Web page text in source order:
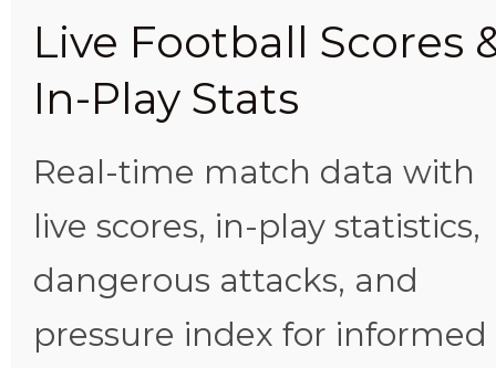
Live Football Scores
In-Play Stats
Real-time match data with
live scores, in-play statistics,
dangerous attacks, and
pressure index for informed